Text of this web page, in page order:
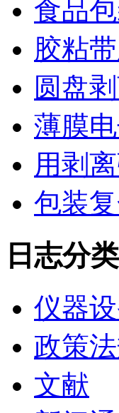
食品
胶粘
圆盘
薄膜
用剥
包装
日志分类
仪器
政策
文献